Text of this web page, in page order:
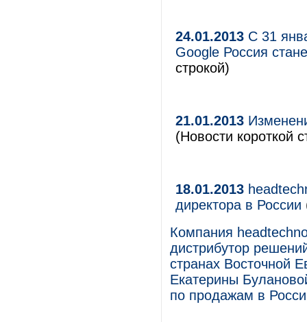
24.01.2013 С 31
Google Россия
строкой)
21.01.2013
(Новости короткой
18.01.2013
директора в России
Компания
дистрибутор
странах Восточной
Екатерины
по продажам в